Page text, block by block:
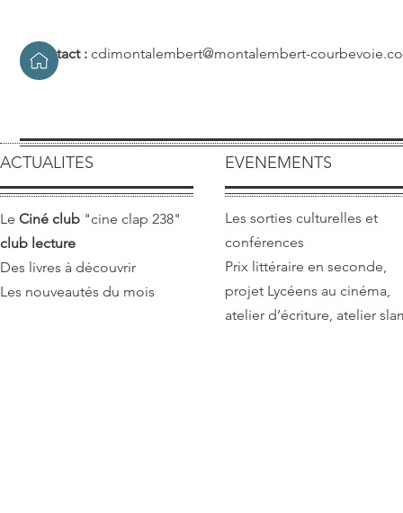
Contact : cdimontalembert@montalembert-
ACTUALITES EVENEMENTS
Le Ciné club "cine clap 238"
club lecture
Des livres à découvrir
Les nouveautés du mois
Les sorties culturelles et
conférences
​Prix littéraire en seconde,
projet Lycéens au cinéma,
atelier d’écriture, atelier